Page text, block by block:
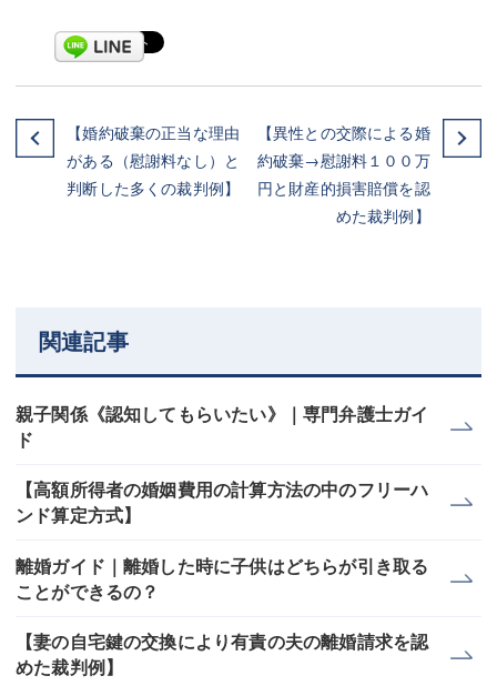
【婚約破棄の正当な理由
がある（慰謝料なし）と
判断した多くの裁判例】
【異性との交際による婚
約破棄→慰謝料１００万
円と財産的損害賠償を認
めた裁判例】
関連記事
親子関係《認知してもらいたい》｜専門弁護士ガイ
ド
【高額所得者の婚姻費用の計算方法の中のフリーハ
ンド算定方式】
離婚ガイド｜離婚した時に子供はどちらが引き取る
ことができるの？
【妻の自宅鍵の交換により有責の夫の離婚請求を認
めた裁判例】